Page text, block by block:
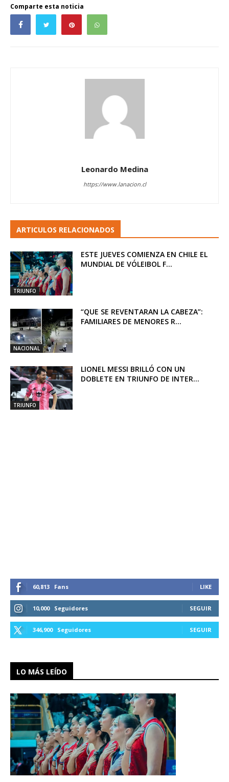
Comparte esta noticia
Leonardo Medina
https://www.lanacion.cl
ARTICULOS RELACIONADOS
TRIUNFO
ESTE JUEVES COMIENZA EN CHILE EL
MUNDIAL DE VÓLEIBOL F...
NACIONAL
“QUE SE REVENTARAN LA CABEZA”:
FAMILIARES DE MENORES R...
TRIUNFO
LIONEL MESSI BRILLÓ CON UN
DOBLETE EN TRIUNFO DE INTER...
60,813 Fans LIKE
10,000 Seguidores SEGUIR
346,900 Seguidores SEGUIR
LO MÁS LEÍDO